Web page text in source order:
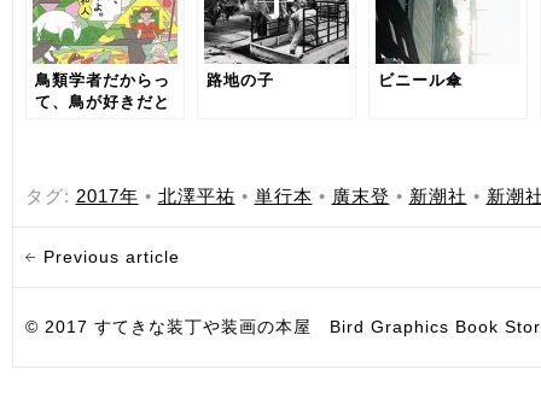
鳥類学者だからっ
て、鳥が好きだと
路地の子 ビニール傘
タグ: 2017年 • 北澤平祐 • 単行本 • 廣末登 • 新潮社 • 新潮
Previous article
© 2017 すてきな装丁や装画の本屋 Bird Graphics Book